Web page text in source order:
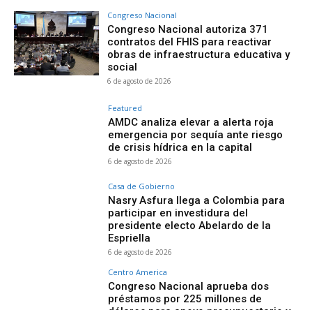
Congreso Nacional
Congreso Nacional autoriza 371
contratos del FHIS para reactivar
obras de infraestructura educativa y
social
6 de agosto de 2026
Featured
AMDC analiza elevar a alerta roja
emergencia por sequía ante riesgo
de crisis hídrica en la capital
6 de agosto de 2026
Casa de Gobierno
Nasry Asfura llega a Colombia para
participar en investidura del
presidente electo Abelardo de la
Espriella
6 de agosto de 2026
Centro America
Congreso Nacional aprueba dos
préstamos por 225 millones de